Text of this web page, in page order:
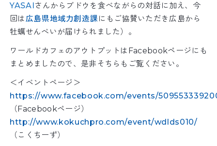
YASAIさんからブドウを食べながらの対話に加え、今
回は広島県地域力創造課 にもご協賛いただき広島から
牡蠣せんべいが届けられました）。
ワールドカフェのアウトプットはFacebookページにも
まとめましたので、是非そちらもご覧ください。
＜イベントページ＞
https://www.facebook.com/events/
（Facebookページ）
http://www.kokuchpro.com/event/wdlds010/
（こくちーず）